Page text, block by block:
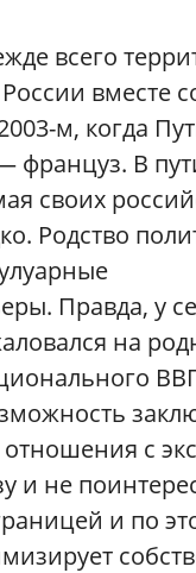
всего
вместе
м, когда
В
своих
Родство
Правда, у
на
с
и не
и по